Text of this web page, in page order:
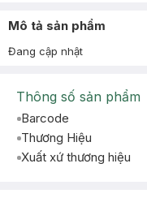
Mô tả sản phẩm
Đang cập nhật
Thông số sản phẩm
Barcode
Thương Hiệu
Xuất xứ thương hiệu